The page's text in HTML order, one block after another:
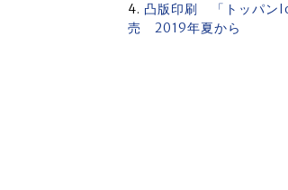
凸版印刷 「トッパン
売 2019年夏から